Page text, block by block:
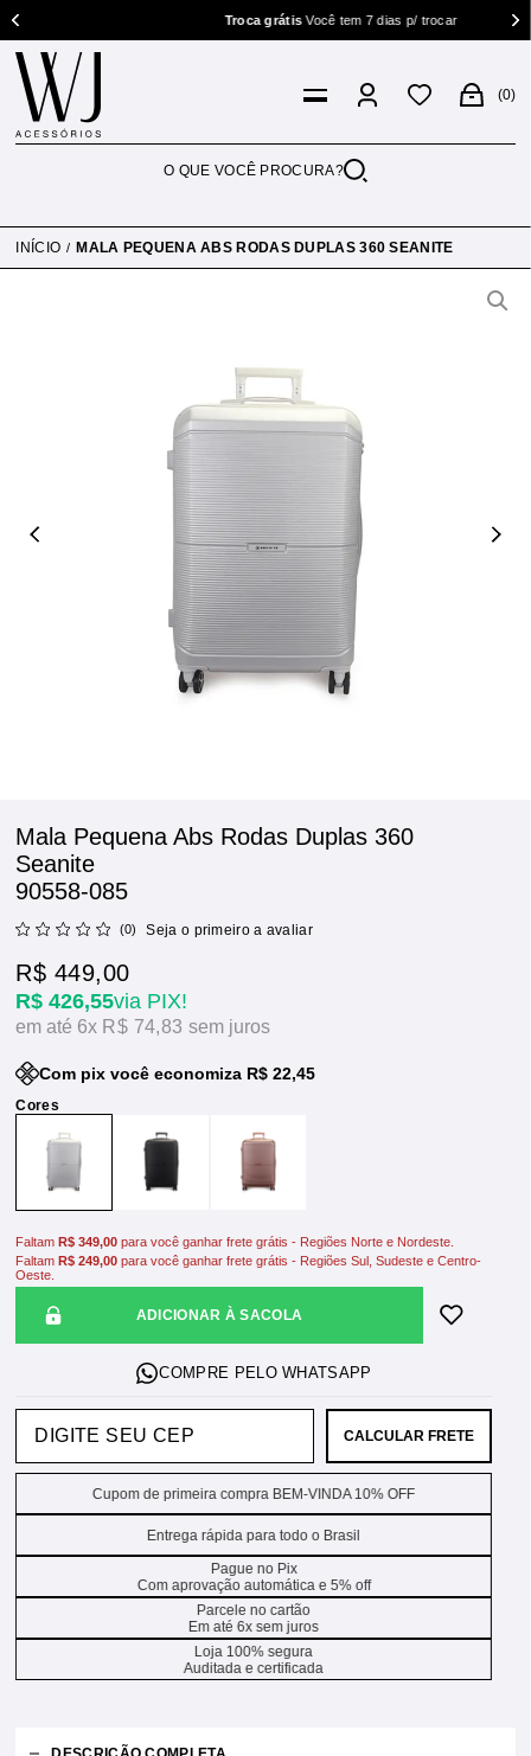
Troca grátisVocê tem 7 dias p/ trocar
0
INÍCIO MALA PEQUENA ABS RODAS DUPLAS 360 SEANITE
Mala Pequena Abs Rodas Duplas 360
Seanite
90558-085
(0) Seja o primeiro a avaliar
R$ 426,55via PIX!
R$ 449,00
6x R$ 74,83sem juros
Com pix você economiza R$ 22,45
ADICIONAR À SACOLA
FaltamR$ 349,00 para você ganhar frete grátis - Regiões Norte e Nordeste.
FaltamR$ 249,00 para você ganhar frete grátis - Regiões Sul, Sudeste e Centro-
Oeste.
CALCULAR FRETE
Cupom de primeira compra BEM-VINDA 10% OFF
Entrega rápida para todo o Brasil
Pague no Pix
Com aprovação automática e 5% off
Parcele no cartão
Em até 6x sem juros
Loja 100% segura
Auditada e certificada